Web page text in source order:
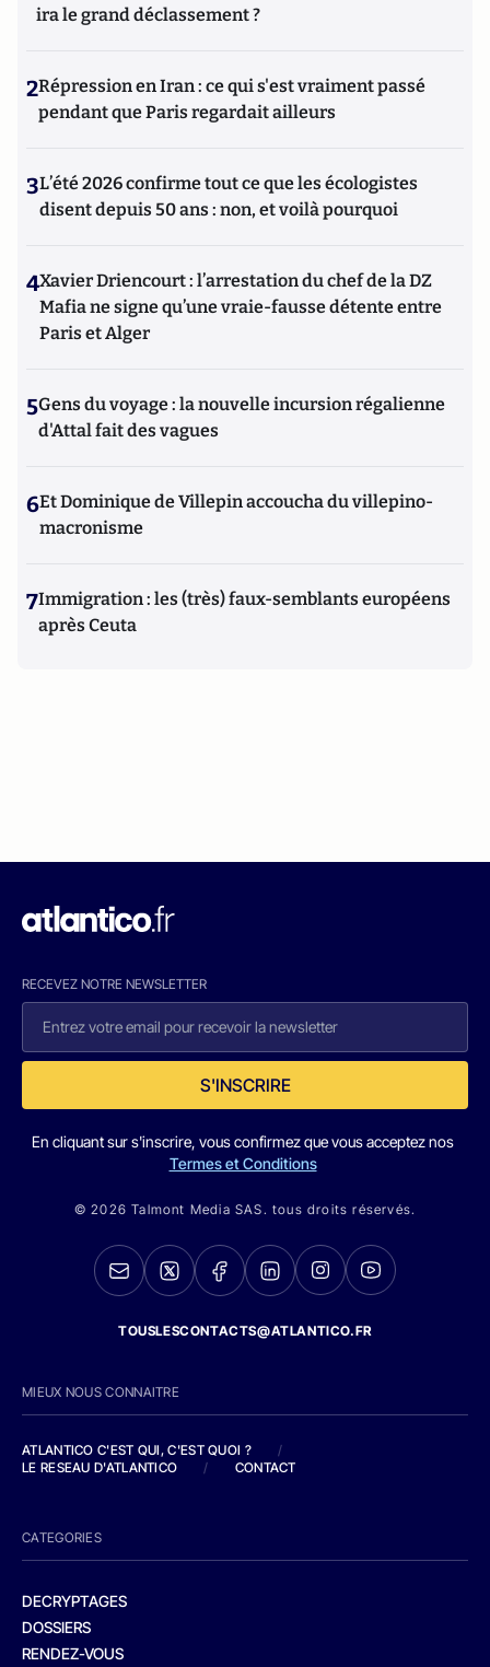
ira le grand déclassement ?
2Répression en Iran : ce qui s'est vraiment passé
pendant que Paris regardait ailleurs
3L’été 2026 confirme tout ce que les écologistes
disent depuis 50 ans : non, et voilà pourquoi
4Xavier Driencourt : l’arrestation du chef de la DZ
Mafia ne signe qu’une vraie-fausse détente entre
Paris et Alger
5Gens du voyage : la nouvelle incursion régalienne
d'Attal fait des vagues
6Et Dominique de Villepin accoucha du villepino-
macronisme
7Immigration : les (très) faux-semblants européens
après Ceuta
RECEVEZ NOTRE NEWSLETTER
S'INSCRIRE
En cliquant sur s'inscrire, vous confirmez que vous acceptez nos
Termes et Conditions
© 2026 Talmont Media SAS. tous droits réservés.
TOUSLESCONTACTS@ATLANTICO.FR
MIEUX NOUS CONNAITRE
ATLANTICO C'EST QUI, C'EST QUOI ?
/
LE RESEAU D'ATLANTICO
/ CONTACT
CATEGORIES
DECRYPTAGES
DOSSIERS
RENDEZ-VOUS